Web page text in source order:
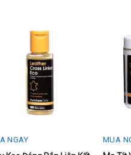
NGAY MUA